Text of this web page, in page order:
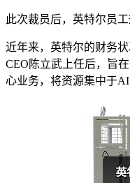
此次裁员后，英特尔员工
近年来，英特尔的财务
CEO陈立武上任后，旨
心业务，将资源集中于AI